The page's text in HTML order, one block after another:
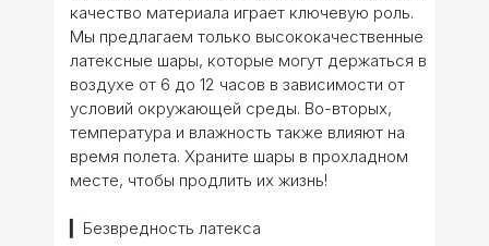
качество материала играет ключевую роль.
Мы предлагаем только высококачественные
латексные шары, которые могут держаться в
воздухе от 6 до 12 часов в зависимости от
условий окружающей среды. Во-вторых,
температура и влажность также влияют на
время полета. Храните шары в прохладном
месте, чтобы продлить их жизнь!
▎Безвредность латекса